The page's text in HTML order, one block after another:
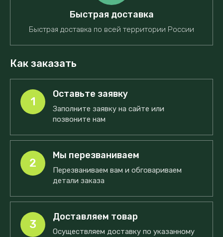
Быстрая доставка
Быстрая доставка по всей территории России
Как заказать
1
Оставьте заявку
Заполните заявку на сайте или
позвоните нам
2
Мы перезваниваем
Перезваниваем вам и обговариваем
детали заказа
3
Доставляем товар
Осуществляем доставку по указанному